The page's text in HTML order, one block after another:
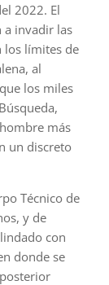
2022. El
a invadir las
los límites de
al
los miles
más
un discreto
Técnico de
y de
con
donde se